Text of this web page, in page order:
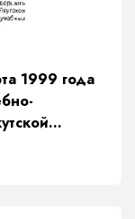
1999 года